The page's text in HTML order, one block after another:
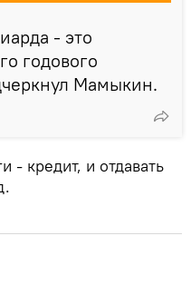
- это
годового
Мамыкин.
- кредит, и отдавать